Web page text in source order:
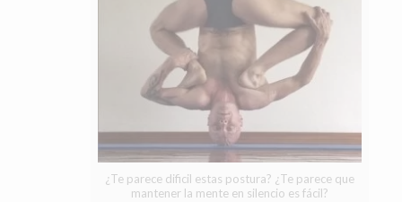
¿Te parece dificil estas postura? ¿Te parece que
mantener la mente en silencio es fácil?